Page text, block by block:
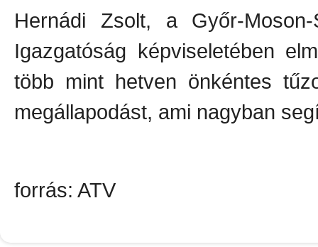
Hernádi Zsolt, a Győr-Moson-
Igazgatóság képviseletében
több mint hetven önkéntes
megállapodást, ami nagyban
forrás: ATV